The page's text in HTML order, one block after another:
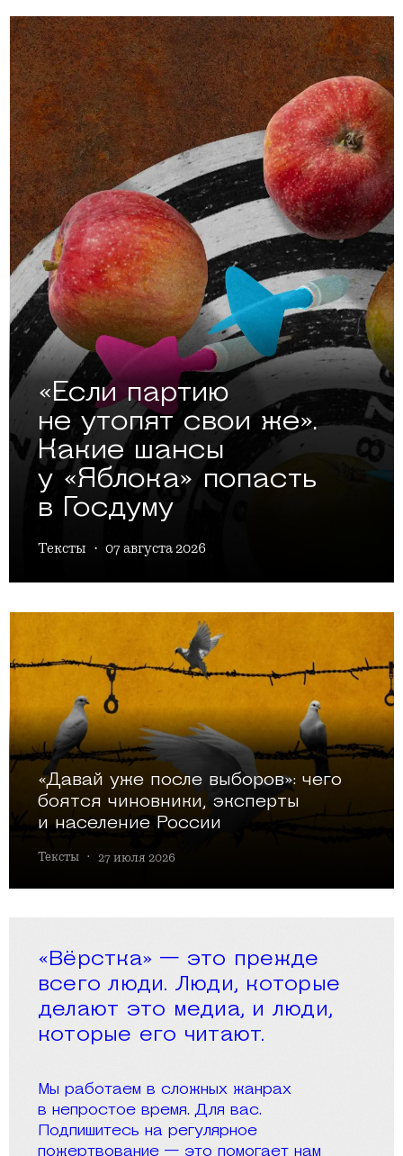
«Если партию
не утопят свои же».
Какие шансы
у «Яблока» попасть
в Госдуму
Тексты · 07 августа 2026
«Давай уже после выборов»: чего
боятся чиновники, эксперты
и население России
Тексты · 27 июля 2026
«Вёрстка» — это прежде
всего люди. Люди, которые
делают это медиа, и люди,
которые его читают.
Мы работаем в сложных жанрах
в непростое время. Для вас.
Подпишитесь на регулярное
пожертвование — это помогает нам